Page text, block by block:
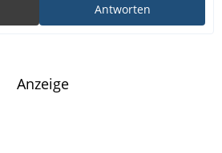
Antworten
Anzeige